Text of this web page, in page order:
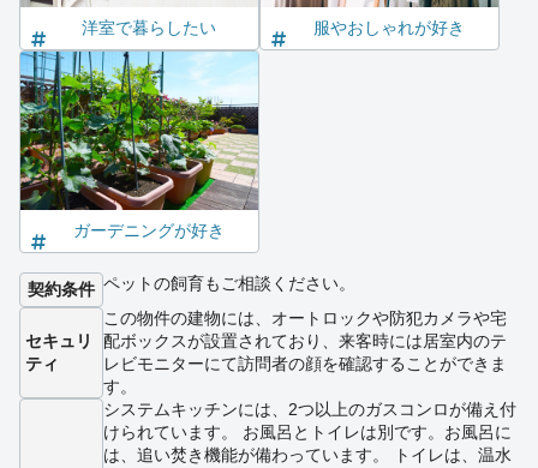
洋室で暮らしたい 服やおしゃれが好き
ガーデニングが好き
契約条件 ペットの飼育もご相談ください。
セキュリ
ティ
この物件の建物には、オートロックや防犯カメラや宅
配ボックスが設置されており、来客時には居室内のテ
レビモニターにて訪問者の顔を確認することができま
す。
システムキッチンには、2つ以上のガスコンロが備え付
けられています。 お風呂とトイレは別です。お風呂に
は、追い焚き機能が備わっています。 トイレは、温水